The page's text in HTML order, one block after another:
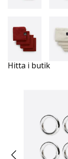
Hitta i butik